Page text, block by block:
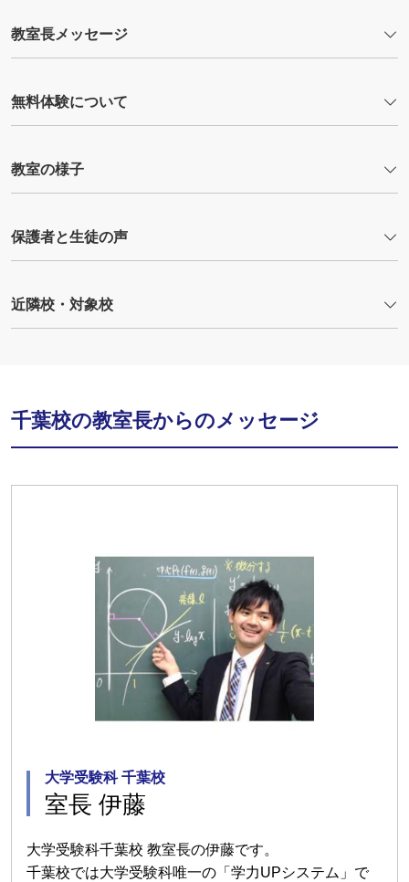
教室長メッセージ
無料体験について
教室の様子
保護者と生徒の声
近隣校・対象校
千葉校の教室長からのメッセージ
大学受験科 千葉校
室長 伊藤
大学受験科千葉校 教室長の伊藤です。
千葉校では大学受験科唯一の「学力UPシステム」で